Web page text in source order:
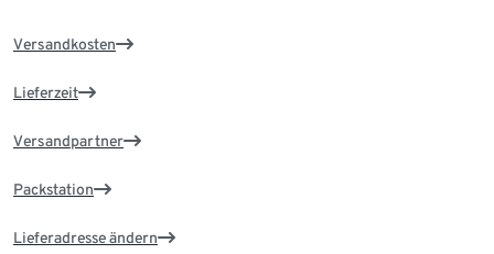
Versandkosten
Lieferzeit
Versandpartner
Packstation
Lieferadresse ändern